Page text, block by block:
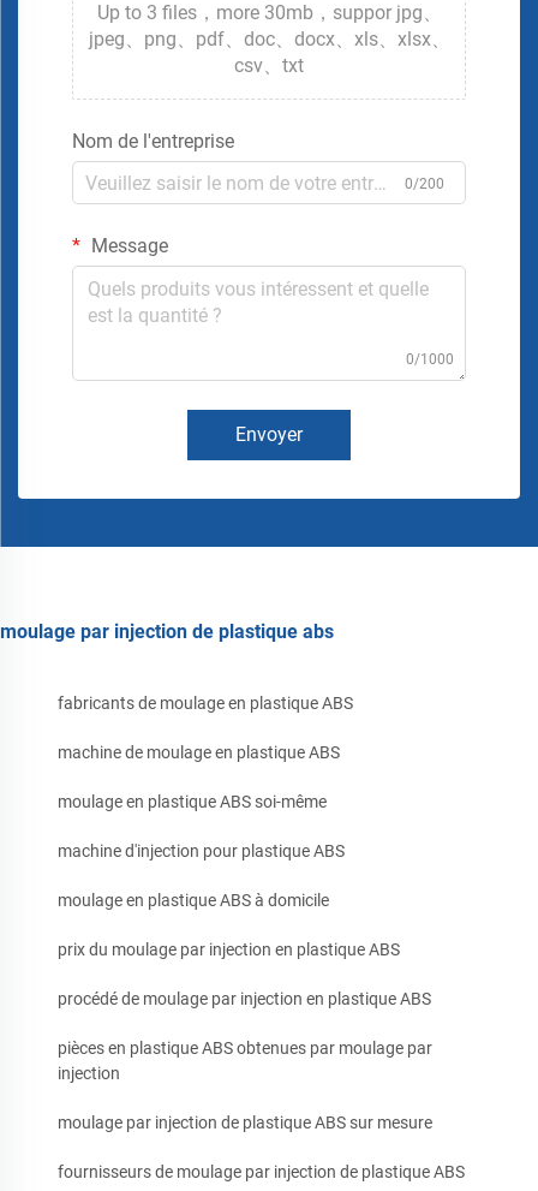
Up to 3 files，more 30mb，suppor jpg、
jpeg、png、pdf、doc、docx、xls、xlsx、
csv、txt
Nom de l'entreprise
0/200
Message
0/1000
Envoyer
moulage par injection de plastique abs
fabricants de moulage en plastique ABS
machine de moulage en plastique ABS
moulage en plastique ABS soi-même
machine d'injection pour plastique ABS
moulage en plastique ABS à domicile
prix du moulage par injection en plastique ABS
procédé de moulage par injection en plastique ABS
pièces en plastique ABS obtenues par moulage par
injection
moulage par injection de plastique ABS sur mesure
fournisseurs de moulage par injection de plastique ABS